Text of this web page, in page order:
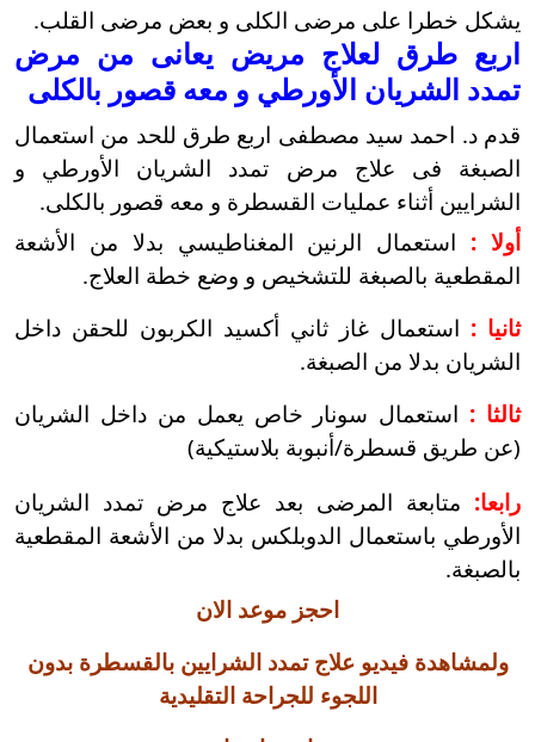
يشكل خطرا على مرضى الكلى و بعض مرضى القلب.
اربع طرق لعلاج مريض يعانى من مرض
تمدد الشريان الأورطي و معه قصور بالكلى
قدم د. احمد سيد مصطفى اربع طرق للحد من استعمال
الصبغة فى علاج مرض تمدد الشريان الأورطي و
الشرايين أثناء عمليات القسطرة و معه قصور بالكلى.
أولا : استعمال الرنين المغناطيسي بدلا من الأشعة
المقطعية بالصبغة للتشخيص و وضع خطة العلاج.
ثانيا : استعمال غاز ثاني أكسيد الكربون للحقن داخل
الشريان بدلا من الصبغة.
ثالثا : استعمال سونار خاص يعمل من داخل الشريان
(عن طريق قسطرة/أنبوبة بلاستيكية)
رابعا: متابعة المرضى بعد علاج مرض تمدد الشريان
الأورطي باستعمال الدوبلكس بدلا من الأشعة المقطعية
بالصبغة.
احجز موعد الان
ولمشاهدة فيديو علاج تمدد الشرايين بالقسطرة بدون
اللجوء للجراحة التقليدية